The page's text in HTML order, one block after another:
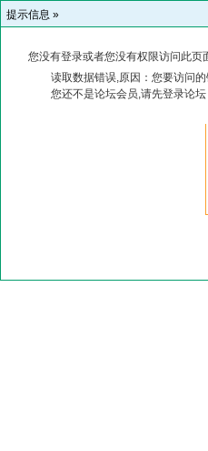
提示信息 »
您没有登录或者您没有权限访问此页
读取数据错误,原因：您要访问
您还不是论坛会员,请先登录论坛